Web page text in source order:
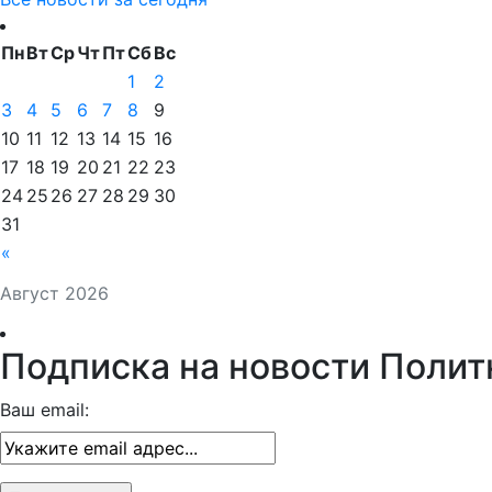
Август 2026
ПнВтСрЧтПтСбВс
«
1
2
3
4 5 6 7 8
9
10 11 12 13 14 15 16
17 18 19 20 21 22 23
24 25 26 27 28 29 30
31
Подписка на новости
Ваш email: